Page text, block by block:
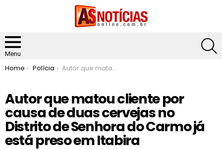
Menu
You are here:
Home Polícia Autor que matou cliente por causa de duas cervejas no Distrito de Senhora do Carmo já está preso em Itabira
Autor que matou cliente por
causa de duas cervejas no
Distrito de Senhora do Carmo já
está preso em Itabira